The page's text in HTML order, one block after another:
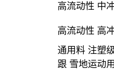
高流动性 中
高流动性 高
通用料 注塑
跟 雪地运动